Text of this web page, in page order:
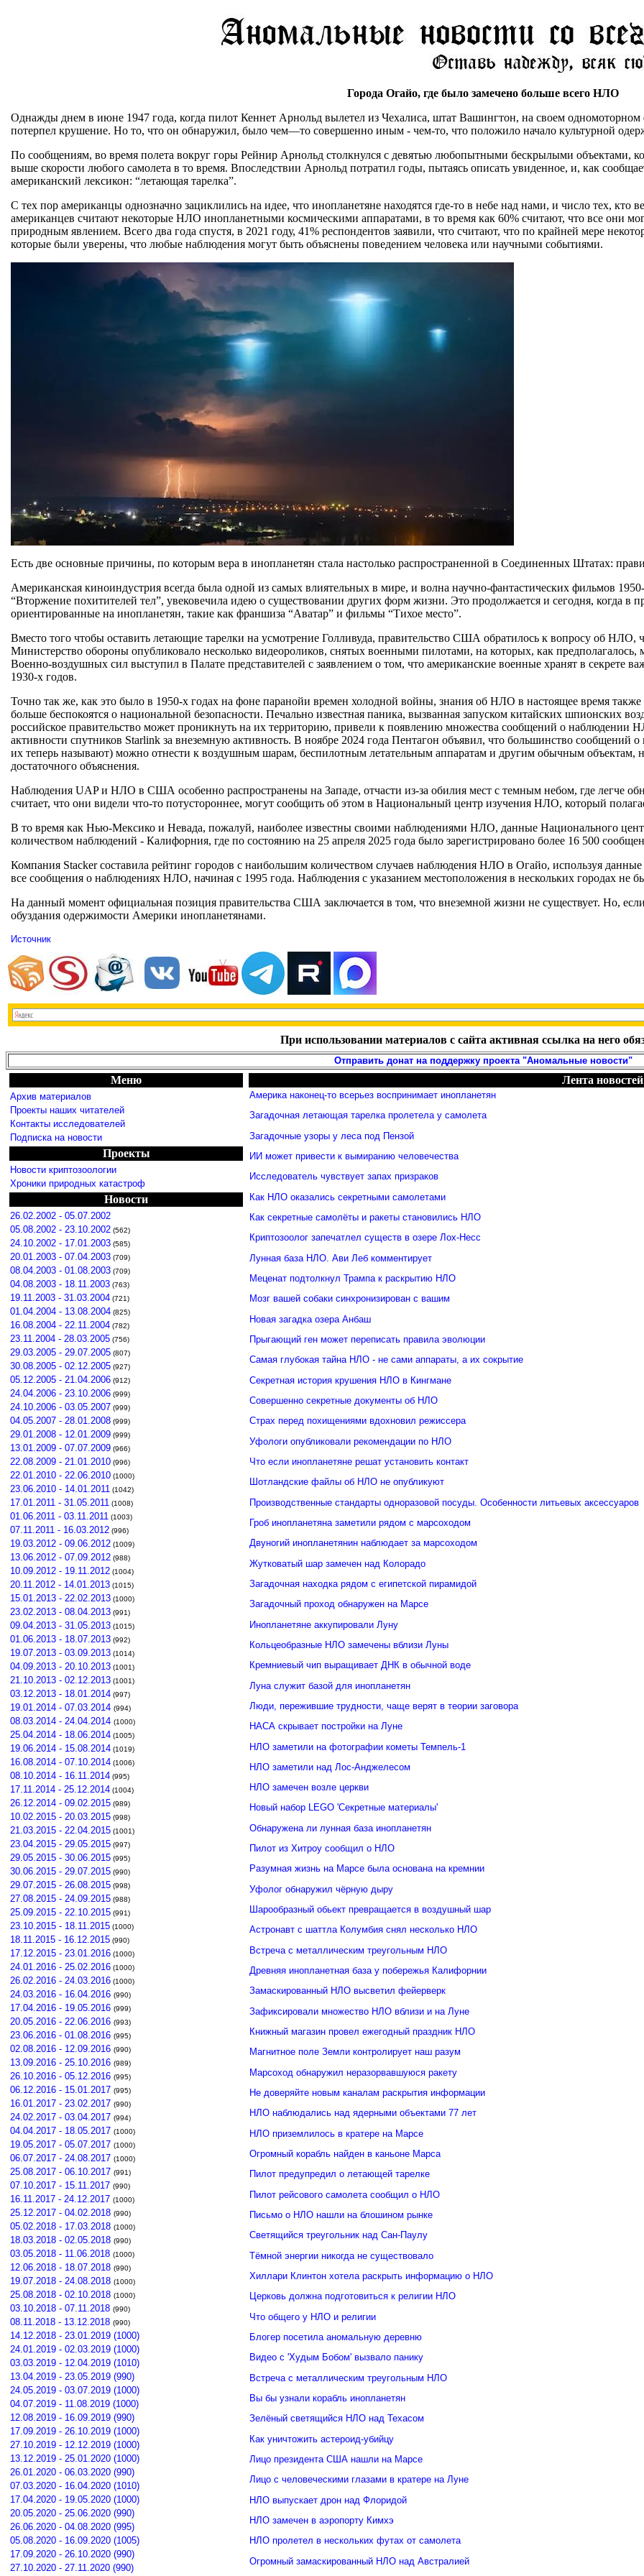
Города Огайо, где было замечено больше всего НЛО
Однажды днем в июне 1947 года, когда пилот Кеннет Арнольд вылетел из Чехалиса, штат Вашингтон, на своем
потерпел крушение. Но то, что он обнаружил, было чем—то совершенно иным - чем-то, что положило начало культурной
По сообщениям, во время полета вокруг горы Рейнир Арнольд столкнулся с девятью любопытными бескрылыми объектами,
выше скорости любого самолета в то время. Впоследствии Арнольд потратил годы, пытаясь описать увиденное, и, как
американский лексикон: “летающая тарелка”.
С тех пор американцы однозначно зациклились на идее, что инопланетяне находятся где-то в небе над нами, и число тех, кто
американцев считают некоторые НЛО инопланетными космическими аппаратами, в то время как 60% считают, что все они
природным явлением. Всего два года спустя, в 2021 году, 41% респондентов заявили, что считают, что по крайней мере
которые были уверены, что любые наблюдения могут быть объяснены поведением человека или научными событиями.
Есть две основные причины, по которым вера в инопланетян стала настолько распространенной в Соединенных Штатах:
Американская киноиндустрия всегда была одной из самых влиятельных в мире, и волна научно-фантастических фильмов
“Вторжение похитителей тел”, увековечила идею о существовании других форм жизни. Это продолжается и сегодня, когда в
ориентированные на инопланетян, такие как франшиза “Аватар” и фильмы “Тихое место”.
Вместо того чтобы оставить летающие тарелки на усмотрение Голливуда, правительство США обратилось к вопросу об НЛО,
Министерство обороны опубликовало несколько видеороликов, снятых военными пилотами, на которых, как
Военно-воздушных сил выступил в Палате представителей с заявлением о том, что американские военные хранят в секрете
1930-х годов.
Точно так же, как это было в 1950-х годах на фоне паранойи времен холодной войны, знания об НЛО в настоящее время
больше беспокоятся о национальной безопасности. Печально известная паника, вызванная запуском китайских шпионских
российское правительство может проникнуть на их территорию, привели к появлению множества сообщений о
активности спутников Starlink за внеземную активность. В ноябре 2024 года Пентагон объявил, что большинство
их теперь называют) можно отнести к воздушным шарам, беспилотным летательным аппаратам и другим обычным объектам,
достаточного объяснения.
Наблюдения UAP и НЛО в США особенно распространены на Западе, отчасти из-за обилия мест с темным небом, где легче
считает, что они видели что-то потустороннее, могут сообщить об этом в Национальный центр изучения НЛО, который
В то время как Нью-Мексико и Невада, пожалуй, наиболее известны своими наблюдениями НЛО, данные Национального
количеством наблюдений - Калифорния, где по состоянию на 25 апреля 2025 года было зарегистрировано более 16 500
Компания Stacker составила рейтинг городов с наибольшим количеством случаев наблюдения НЛО в Огайо, используя
все сообщения о наблюдениях НЛО, начиная с 1995 года. Наблюдения с указанием местоположения в нескольких городах не
На данный момент официальная позиция правительства США заключается в том, что внеземной жизни не существует. Но,
обуздания одержимости Америки инопланетянами.
Источник
При использовании материалов с сайта активная ссылка на него
Отправить донат на поддержку проекта "Аномальные новости"
Меню
Архив материалов
Проекты наших читателей
Контакты исследователей
Подписка на новости
Проекты
Новости криптозоологии
Хроники природных катастроф
Новости
26.02.2002 - 05.07.2002
05.08.2002 - 23.10.2002 (562)
24.10.2002 - 17.01.2003 (585)
20.01.2003 - 07.04.2003 (709)
08.04.2003 - 01.08.2003 (709)
04.08.2003 - 18.11.2003 (763)
19.11.2003 - 31.03.2004 (721)
01.04.2004 - 13.08.2004 (825)
16.08.2004 - 22.11.2004 (782)
23.11.2004 - 28.03.2005 (756)
29.03.2005 - 29.07.2005 (807)
30.08.2005 - 02.12.2005 (927)
05.12.2005 - 21.04.2006 (912)
24.04.2006 - 23.10.2006 (999)
24.10.2006 - 03.05.2007 (999)
04.05.2007 - 28.01.2008 (999)
29.01.2008 - 12.01.2009 (999)
13.01.2009 - 07.07.2009 (966)
22.08.2009 - 21.01.2010 (996)
22.01.2010 - 22.06.2010 (1000)
23.06.2010 - 14.01.2011 (1042)
17.01.2011 - 31.05.2011 (1008)
01.06.2011 - 03.11.2011 (1003)
07.11.2011 - 16.03.2012 (996)
19.03.2012 - 09.06.2012 (1009)
13.06.2012 - 07.09.2012 (988)
10.09.2012 - 19.11.2012 (1004)
20.11.2012 - 14.01.2013 (1015)
15.01.2013 - 22.02.2013 (1000)
23.02.2013 - 08.04.2013 (991)
09.04.2013 - 31.05.2013 (1015)
01.06.2013 - 18.07.2013 (992)
19.07.2013 - 03.09.2013 (1014)
04.09.2013 - 20.10.2013 (1001)
21.10.2013 - 02.12.2013 (1001)
03.12.2013 - 18.01.2014 (997)
19.01.2014 - 07.03.2014 (994)
08.03.2014 - 24.04.2014 (1000)
25.04.2014 - 18.06.2014 (1005)
19.06.2014 - 15.08.2014 (1019)
16.08.2014 - 07.10.2014 (1006)
08.10.2014 - 16.11.2014 (995)
17.11.2014 - 25.12.2014 (1004)
26.12.2014 - 09.02.2015 (989)
10.02.2015 - 20.03.2015 (998)
21.03.2015 - 22.04.2015 (1001)
23.04.2015 - 29.05.2015 (997)
29.05.2015 - 30.06.2015 (995)
30.06.2015 - 29.07.2015 (990)
29.07.2015 - 26.08.2015 (998)
27.08.2015 - 24.09.2015 (988)
25.09.2015 - 22.10.2015 (991)
23.10.2015 - 18.11.2015 (1000)
18.11.2015 - 16.12.2015 (990)
17.12.2015 - 23.01.2016 (1000)
24.01.2016 - 25.02.2016 (1000)
26.02.2016 - 24.03.2016 (1000)
24.03.2016 - 16.04.2016 (990)
17.04.2016 - 19.05.2016 (999)
20.05.2016 - 22.06.2016 (993)
23.06.2016 - 01.08.2016 (995)
02.08.2016 - 12.09.2016 (990)
13.09.2016 - 25.10.2016 (989)
26.10.2016 - 05.12.2016 (995)
06.12.2016 - 15.01.2017 (995)
16.01.2017 - 23.02.2017 (990)
24.02.2017 - 03.04.2017 (994)
04.04.2017 - 18.05.2017 (1000)
19.05.2017 - 05.07.2017 (1000)
06.07.2017 - 24.08.2017 (1000)
25.08.2017 - 06.10.2017 (991)
07.10.2017 - 15.11.2017 (990)
16.11.2017 - 24.12.2017 (1000)
25.12.2017 - 04.02.2018 (990)
05.02.2018 - 17.03.2018 (1000)
18.03.2018 - 02.05.2018 (990)
03.05.2018 - 11.06.2018 (1000)
12.06.2018 - 18.07.2018 (990)
19.07.2018 - 24.08.2018 (1000)
25.08.2018 - 02.10.2018 (1000)
03.10.2018 - 07.11.2018 (990)
08.11.2018 - 13.12.2018 (990)
14.12.2018 - 23.01.2019 (1000)
24.01.2019 - 02.03.2019 (1000)
03.03.2019 - 12.04.2019 (1010)
13.04.2019 - 23.05.2019 (990)
24.05.2019 - 03.07.2019 (1000)
04.07.2019 - 11.08.2019 (1000)
12.08.2019 - 16.09.2019 (990)
17.09.2019 - 26.10.2019 (1000)
27.10.2019 - 12.12.2019 (1000)
13.12.2019 - 25.01.2020 (1000)
26.01.2020 - 06.03.2020 (990)
07.03.2020 - 16.04.2020 (1010)
17.04.2020 - 19.05.2020 (1000)
20.05.2020 - 25.06.2020 (990)
26.06.2020 - 04.08.2020 (995)
05.08.2020 - 16.09.2020 (1005)
17.09.2020 - 26.10.2020 (990)
27.10.2020 - 27.11.2020 (990)
Лента новостей
Америка наконец-то всерьез воспринимает инопланетян
Загадочная летающая тарелка пролетела у самолета
Загадочные узоры у леса под Пензой
ИИ может привести к вымиранию человечества
Исследователь чувствует запах призраков
Как НЛО оказались секретными самолетами
Как секретные самолёты и ракеты становились НЛО
Криптозоолог запечатлел существ в озере Лох-Несс
Лунная база НЛО. Ави Леб комментирует
Меценат подтолкнул Трампа к раскрытию НЛО
Мозг вашей собаки синхронизирован с вашим
Новая загадка озера Анбаш
Прыгающий ген может переписать правила эволюции
Самая глубокая тайна НЛО - не сами аппараты, а их сокрытие
Секретная история крушения НЛО в Кингмане
Совершенно секретные документы об НЛО
Страх перед похищениями вдохновил режиссера
Уфологи опубликовали рекомендации по НЛО
Что если инопланетяне решат установить контакт
Шотландские файлы об НЛО не опубликуют
Производственные стандарты одноразовой посуды. Особенности литьевых аксессуаров
Гроб инопланетяна заметили рядом с марсоходом
Двуногий инопланетянин наблюдает за марсоходом
Жутковатый шар замечен над Колорадо
Загадочная находка рядом с египетской пирамидой
Загадочный проход обнаружен на Марсе
Инопланетяне аккупировали Луну
Кольцеобразные НЛО замечены вблизи Луны
Кремниевый чип выращивает ДНК в обычной воде
Луна служит базой для инопланетян
Люди, пережившие трудности, чаще верят в теории заговора
НАСА скрывает постройки на Луне
НЛО заметили на фотографии кометы Темпель-1
НЛО заметили над Лос-Анджелесом
НЛО замечен возле церкви
Новый набор LEGO 'Секретные материалы'
Обнаружена ли лунная база инопланетян
Пилот из Хитроу сообщил о НЛО
Разумная жизнь на Марсе была основана на кремнии
Уфолог обнаружил чёрную дыру
Шарообразный обьект превращается в воздушный шар
Астронавт с шаттла Колумбия снял несколько НЛО
Встреча с металлическим треугольным НЛО
Древняя инопланетная база у побережья Калифорнии
Замаскированный НЛО высветил фейерверк
Зафиксировали множество НЛО вблизи и на Луне
Книжный магазин провел ежегодный праздник НЛО
Магнитное поле Земли контролирует наш разум
Марсоход обнаружил неразорвавшуюся ракету
Не доверяйте новым каналам раскрытия информации
НЛО наблюдались над ядерными объектами 77 лет
НЛО приземлилось в кратере на Марсе
Огромный корабль найден в каньоне Марса
Пилот предупредил о летающей тарелке
Пилот рейсового самолета сообщил о НЛО
Письмо о НЛО нашли на блошином рынке
Светящийся треугольник над Сан-Паулу
Тёмной энергии никогда не существовало
Хиллари Клинтон хотела раскрыть информацию о НЛО
Церковь должна подготовиться к религии НЛО
Что общего у НЛО и религии
Блогер посетила аномальную деревню
Видео с 'Худым Бобом' вызвало панику
Встреча с металлическим треугольным НЛО
Вы бы узнали корабль инопланетян
Зелёный светящийся НЛО над Техасом
Как уничтожить астероид-убийцу
Лицо президента США нашли на Марсе
Лицо с человеческими глазами в кратере на Луне
НЛО выпускает дрон над Флоридой
НЛО замечен в аэропорту Кимхэ
НЛО пролетел в нескольких футах от самолета
Огромный замаскированный НЛО над Австралией